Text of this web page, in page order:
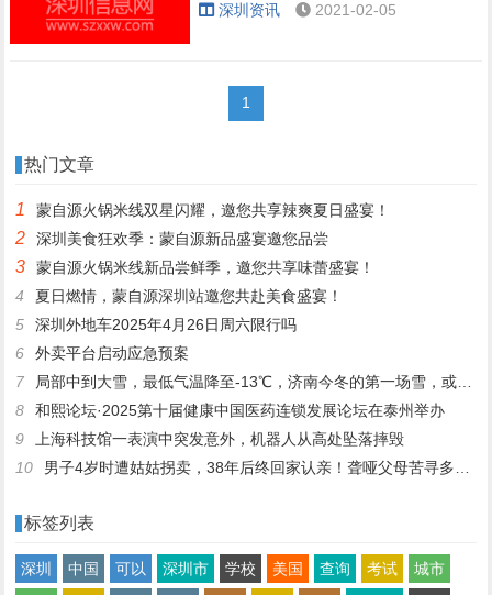
深圳资讯 2021-02-05
1
热门文章
1 蒙自源火锅米线双星闪耀，邀您共享辣爽夏日盛宴！
2 深圳美食狂欢季：蒙自源新品盛宴邀您品尝
3
蒙自源火锅米线新品尝鲜季，邀您共享味蕾盛宴！
4
夏日燃情，蒙自源深圳站邀您共赴美食盛宴！
5
深圳外地车2025年4月26日周六限行吗
6
外卖平台启动应急预案
7
局部中到大雪，最低气温降至-13℃，济南今冬的第一场雪，或跟去年同一时间！
8
和熙论坛·2025第十届健康中国医药连锁发展论坛在泰州举办
9
上海科技馆一表演中突发意外，机器人从高处坠落摔毁
10
男子4岁时遭姑姑拐卖，38年后终回家认亲！聋哑父母苦寻多年，母亲已抱憾离世丨红星寻人
标签列表
深圳 中国 可以 深圳市 学校 美国 查询 考试
城市